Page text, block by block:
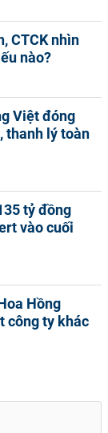
CTCK nhìn
nào?
Việt đóng
thanh lý toàn
tỷ đồng
vào cuối
Hồng
công ty khác